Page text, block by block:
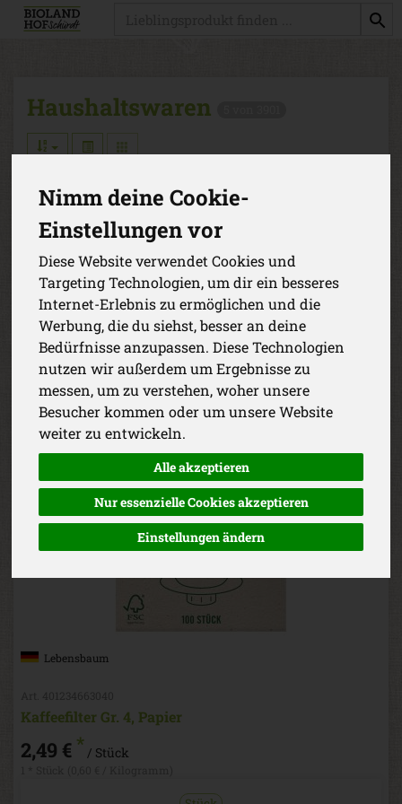
Nimm deine Cookie-
Einstellungen vor
Diese Website verwendet Cookies und
Targeting Technologien, um dir ein besseres
Internet-Erlebnis zu ermöglichen und die
Werbung, die du siehst, besser an deine
Bedürfnisse anzupassen. Diese Technologien
nutzen wir außerdem um Ergebnisse zu
messen, um zu verstehen, woher unsere
Besucher kommen oder um unsere Website
weiter zu entwickeln.
Alle akzeptieren
Nur essenzielle Cookies akzeptieren
Einstellungen ändern
Haushaltswaren
Hersteller Ernährung
Allergene
Lebensbaum
Kaffeefilter Gr. 4, Papier
2,49 € * / Stück